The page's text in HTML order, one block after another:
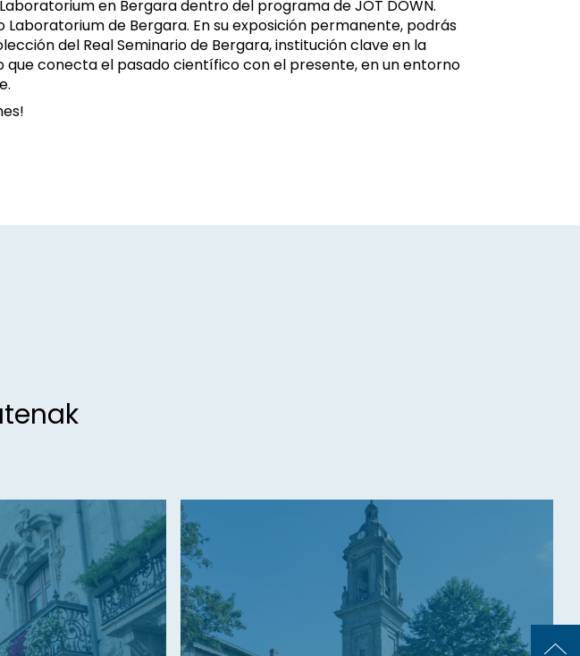
en Bergara dentro del programa de JOT DOWN.
de Bergara. En su exposición permanente, podrás
del Real Seminario de Bergara, institución clave en la
que conecta el pasado científico con el presente, en un entorno